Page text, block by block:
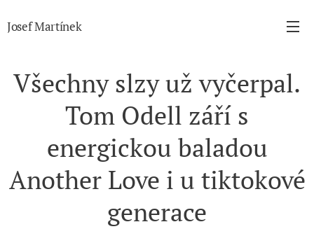
Josef Martínek
Všechny slzy už vyčerpal.
Tom Odell září s
energickou baladou
Another Love i u tiktokové
generace